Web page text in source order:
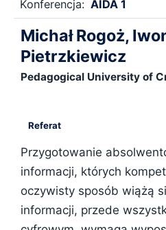
Konferencja: AIDA 1
Michał Rogoż,
Pietrzkiewicz
Pedagogical University of
Referat
Przygotowanie
informacji, których
oczywisty sposób wiążą
informacji, przede